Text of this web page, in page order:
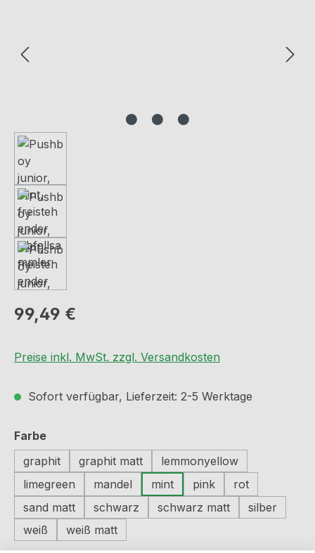
Regulärer Preis:
99,49 €
Preise inkl. MwSt. zzgl. Versandkosten
Sofort verfügbar, Lieferzeit: 2-5 Werktage
Farbeauswählen
graphit
graphit matt
lemmonyellow
limegreen
mandel mint pink
rot
sand matt
schwarz schwarz matt
silber
weiß
weiß matt